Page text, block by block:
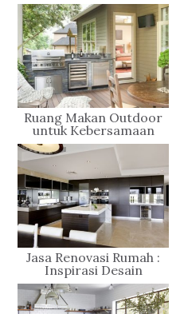
Ruang Makan Outdoor
untuk Kebersamaan
Keluarga
Jasa Renovasi Rumah :
Inspirasi Desain
Berkonsep Modern